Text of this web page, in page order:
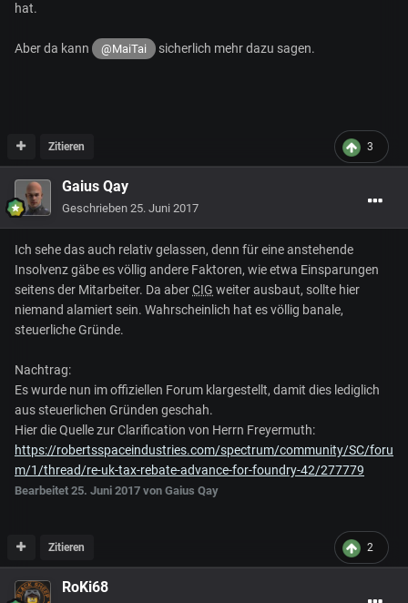
hat.
Aber da kann @MaiTai sicherlich mehr dazu sagen.
3
Zitieren
Gaius Qay
Geschrieben 25. Juni 2017
Ich sehe das auch relativ gelassen, denn für eine anstehende
Insolvenz gäbe es völlig andere Faktoren, wie etwa Einsparungen
seitens der Mitarbeiter. Da aberCIG weiter ausbaut, sollte hier
niemand alamiert sein. Wahrscheinlich hat es völlig banale,
steuerliche Gründe.
Nachtrag:
Es wurde nun im offiziellen Forum klargestellt, damit dies lediglich
aus steuerlichen Gründen geschah.
Hier die Quelle zur Clarification von Herrn Freyermuth:
https://robertsspaceindustries.com/spectrum/community/SC/foru
m/1/thread/re-uk-tax-rebate-advance-for-foundry-42/277779
Bearbeitet 25. Juni 2017 von Gaius Qay
2
Zitieren
RoKi68